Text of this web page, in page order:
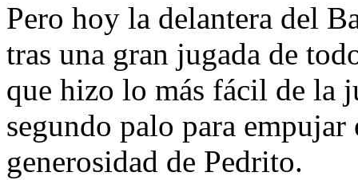
Pero hoy la delantera del
tras una gran jugada de
que hizo lo más fácil de la
segundo palo para
generosidad de Pedrito.